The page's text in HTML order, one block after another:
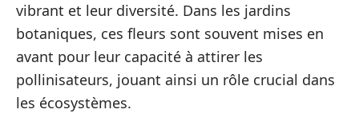
vibrant et leur diversité. Dans les jardins
botaniques, ces fleurs sont souvent mises en
avant pour leur capacité à attirer les
pollinisateurs, jouant ainsi un rôle crucial dans
les écosystèmes.